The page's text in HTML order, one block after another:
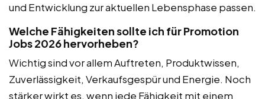
und Entwicklung zur aktuellen Lebensphase passen.
Welche Fähigkeiten sollte ich für Promotion
Jobs 2026 hervorheben?
Wichtig sind vor allem Auftreten, Produktwissen,
Zuverlässigkeit, Verkaufsgespür und Energie. Noch
stärker wirkt es, wenn jede Fähigkeit mit einem